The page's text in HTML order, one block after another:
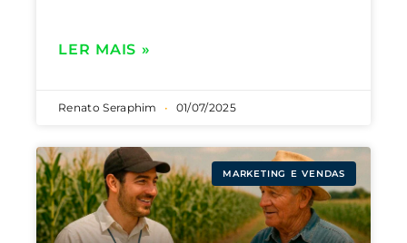
LER MAIS »
Renato Seraphim 01/07/2025
MARKETING E VENDAS